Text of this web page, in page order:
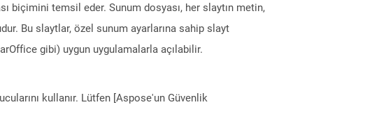
biçimini temsil eder. Sunum dosyası, her slaytın metin,
Bu slaytlar, özel sunum ayarlarına sahip slayt
gibi) uygun uygulamalarla açılabilir.
kullanır. Lütfen [Aspose'un Güvenlik